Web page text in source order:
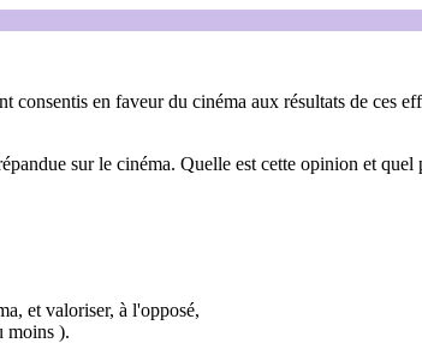
en faveur du cinéma aux résultats de ces
sur le cinéma. Quelle est cette opinion et
et valoriser, à l'opposé,
moins ).